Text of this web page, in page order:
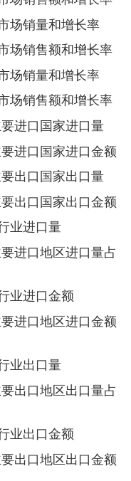
场销量和增长率
场销售额和增长率
场销量和增长率
场销售额和增长率
进口国家进口量
进口国家进口金额
出口国家出口量
出口国家出口金额
业进口量
进口地区进口量占
业进口金额
进口地区进口金额
业出口量
出口地区出口量占
业出口金额
出口地区出口金额